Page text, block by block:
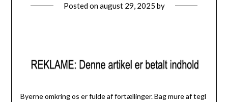
Posted onaugust 29, 2025 by
Byerne omkring os er fulde af fortællinger. Bag mure af tegl